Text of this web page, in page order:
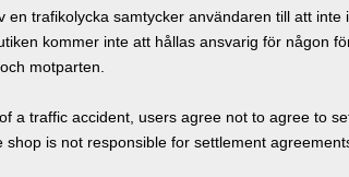
en trafikolycka samtycker användaren till att
kommer inte att hållas ansvarig för någon
motparten.
a traffic accident, users agree not to agree to
shop is not responsible for settlement